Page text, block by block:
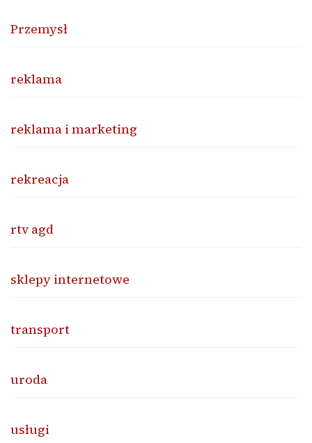
Przemysł
reklama
reklama i marketing
rekreacja
rtv agd
sklepy internetowe
transport
uroda
usługi